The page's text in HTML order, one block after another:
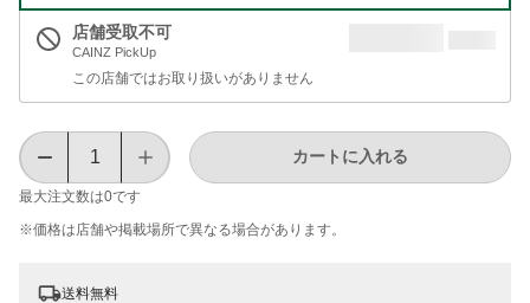
店舗受取不可
CAINZ PickUp
この店舗ではお取り扱いがありません
最大注文数は0です
カートに入れる
※価格は​店舗や​掲載場所で​異なる​場合が​あります。
送料無料